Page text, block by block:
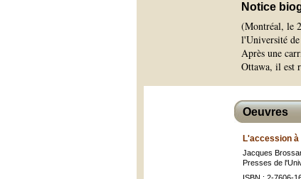
Notice
(Montréal, le
l'Université
Après une
Ottawa, il est
Oeuvres
L'accession
Jacques
Presses de